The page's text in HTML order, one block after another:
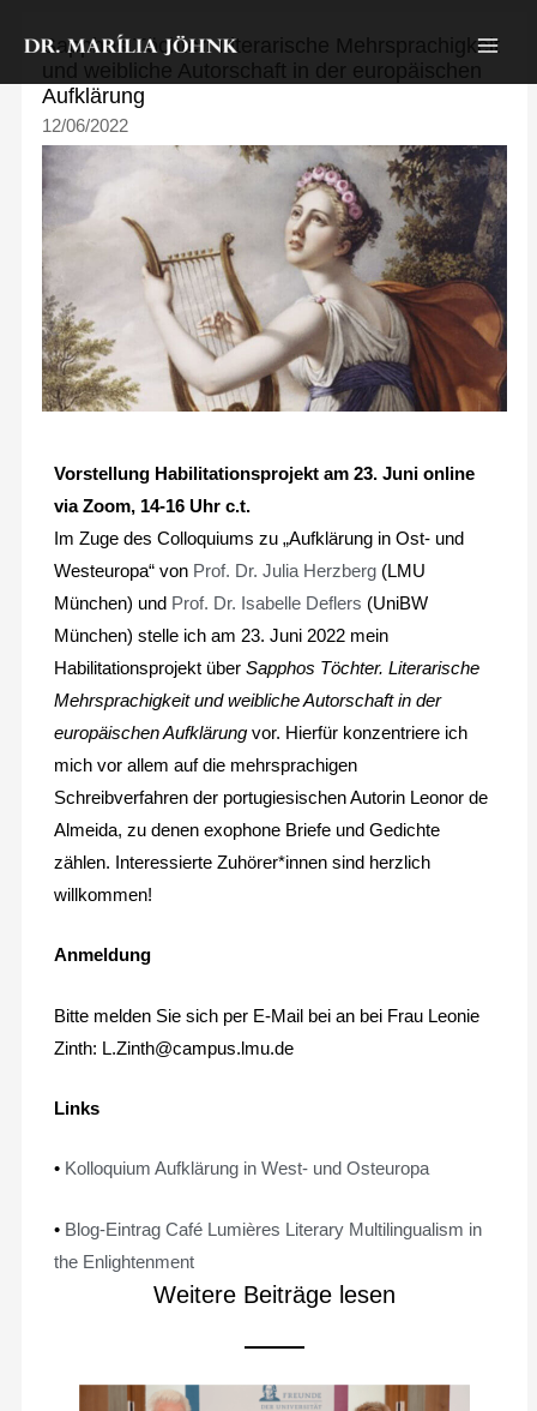
Inhalt
springen
Sapphos Töchter: Literarische Mehrsprachigkeit
und weibliche Autorschaft in der europäischen
Aufklärung
12/06/2022
Vorstellung Habilitationsprojekt am 23. Juni online
via Zoom, 14-16 Uhr c.t.
Im Zuge des Colloquiums zu „Aufklärung in Ost- und
Westeuropa“ von Prof. Dr. Julia Herzberg(LMU
München) und Prof. Dr. Isabelle Deflers (UniBW
München) stelle ich am 23. Juni 2022 mein
Habilitationsprojekt über Sapphos Töchter. Literarische
Mehrsprachigkeit und weibliche Autorschaft in der
europäischen Aufklärung vor. Hierfür konzentriere ich
mich vor allem auf die mehrsprachigen
Schreibverfahren der portugiesischen Autorin Leonor de
Almeida, zu denen exophone Briefe und Gedichte
zählen. Interessierte Zuhörer*innen sind herzlich
willkommen!
Anmeldung
Bitte melden Sie sich per E-Mail bei an bei Frau Leonie
Zinth: L.Zinth@campus.lmu.de
Links
• Kolloquium Aufklärung in West- und Osteuropa
• Blog-Eintrag Café Lumières Literary Multilingualism in
the Enlightenment
Weitere Beiträge lesen